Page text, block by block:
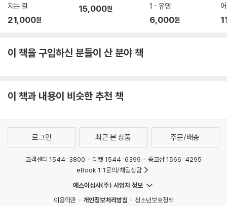
치는 걸
21,000원
15,000원
1 - 유영
6,000원
어
이 책을 구입하신 분들이 산 분야 책
이 책과 내용이 비슷한 추천 책
로그인 최근 본 상품 주문/배송
고객센터 1544-3800 티켓 1544-6399
중고샵 1566-4295
eBook 1:1문의/채팅상담
예스이십사(주) 사업자 정보
이용약관
개인정보처리방침 청소년보호정책